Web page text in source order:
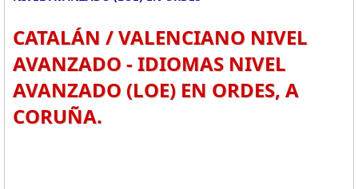
CATALÁN / VALENCIANO NIVEL
AVANZADO - IDIOMAS NIVEL
AVANZADO (LOE) EN ORDES, A
CORUÑA.